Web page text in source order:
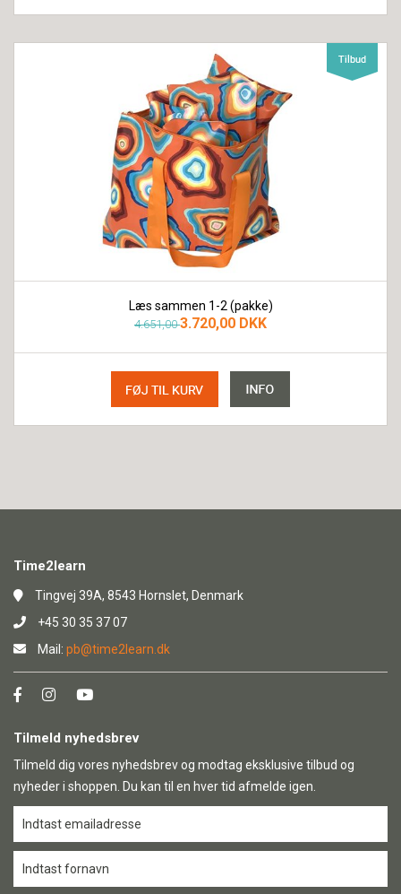
Læs sammen 1-2 (pakke)
4.651,003.720,00 DKK
Time2learn
Tingvej 39A, 8543 Hornslet, Denmark
+45 30 35 37 07
Mail: pb@time2learn.dk
Tilmeld nyhedsbrev
Tilmeld dig vores nyhedsbrev og modtag eksklusive tilbud og
nyheder i shoppen. Du kan til en hver tid afmelde igen.